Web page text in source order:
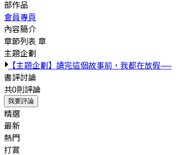
部作品
會員專頁
內容簡介
章節列表 章
主題企劃
【主題企劃】讀完這個故事前，我都在放假──
書評討論
共0則評論
我要評論
精選
最新
熱門
打賞